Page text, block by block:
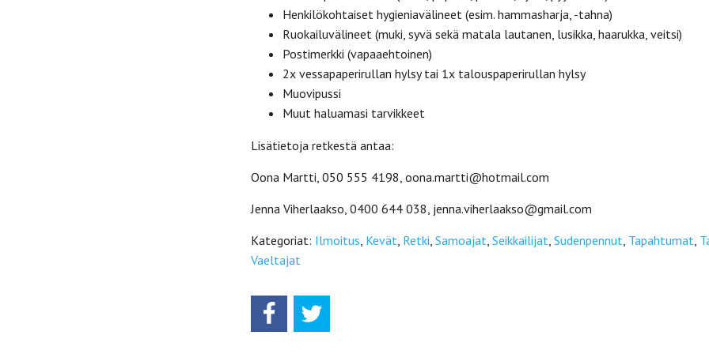
Henkilökohtaiset hygieniavälineet (esim. hammasharja, -tahna)
Ruokailuvälineet (muki, syvä sekä matala lautanen, lusikka, haarukka, veitsi)
Postimerkki (vapaaehtoinen)
2x vessapaperirullan hylsy tai 1x talouspaperirullan hylsy
Muovipussi
Muut haluamasi tarvikkeet
Lisätietoja retkestä antaa:
Oona Martti, 050 555 4198, oona.martti@hotmail.com
Jenna Viherlaakso, 0400 644 038, jenna.viherlaakso@gmail.com
Kategoriat: Ilmoitus, Kevät, Retki, Samoajat, Seikkailijat, Sudenpennut, Tapahtumat,
Vaeltajat